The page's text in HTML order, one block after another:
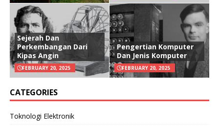
Sejerah Dan
Perkembangan Dari
Kipas Angin
FEBRUARY 20, 2025
Pengertian Komputer
Dan Jenis Komputer
FEBRUARY 20, 2025
CATEGORIES
Toknologi Elektronik